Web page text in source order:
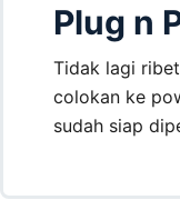
Plug n
Tidak lagi
colokan ke
sudah siap